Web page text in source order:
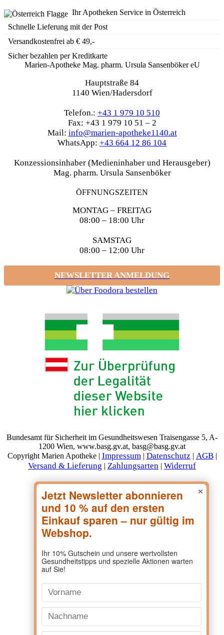
Ihr Apotheken Service in Österreich
Schnelle Lieferung mit der Post
Versandkostenfrei ab € 49,-
Sicher bezahlen per Kreditkarte
Marien-Apotheke Mag. pharm. Ursula Sansenböker eU
Hauptstraße 84
1140 Wien/Hadersdorf
Telefon.: +43 1 979 10 510
Fax: +43 1 979 10 51 – 2
Mail: info@marien-apotheke1140.at
WhatsApp: +43 664 12 86 104
Konzessionsinhaber (Medieninhaber und Herausgeber)
Mag. pharm. Ursula Sansenböker
ÖFFNUNGSZEITEN
MONTAG – FREITAG
08:00 – 18:00 Uhr
SAMSTAG
08:00 – 12:00 Uhr
NEWSLETTER ANMELDUNG
Bundesamt für Sicherheit im Gesundheitswesen Traisengasse 5, A-
1200 Wien, www.basg.gv.at, basg@basg.gv.at
Copyright Marien Apotheke | Impressum | Datenschutz | AGB|
Versand & Lieferung | Zahlungsarten | Widerruf
×